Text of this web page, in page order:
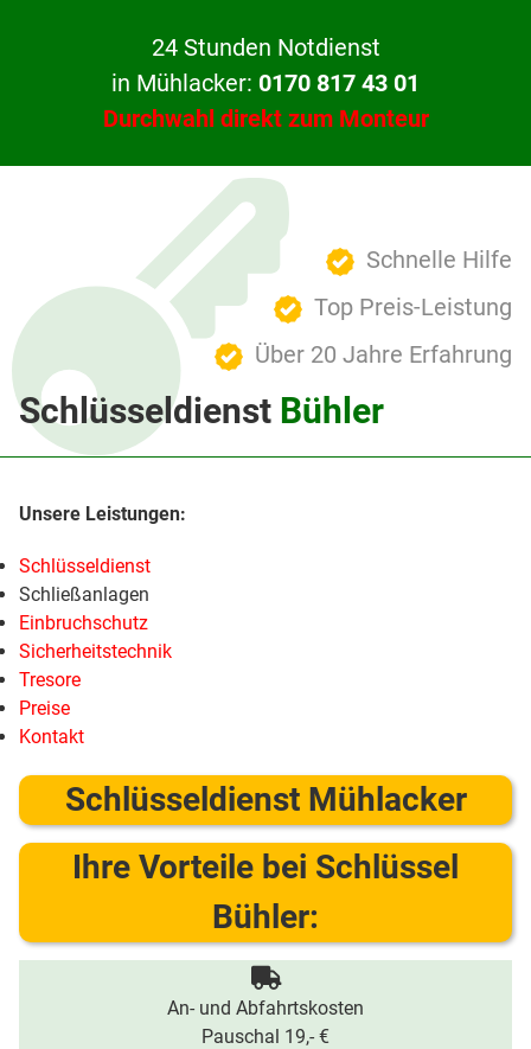
24 Stunden Notdienst
in Mühlacker: 0170 817 43 01
Durchwahl direkt zum Monteur
Schnelle Hilfe
Top Preis-Leistung
Über 20 Jahre Erfahrung
Schlüsseldienst Bühler
Schlüsseldienst
Schließanlagen
Einbruchschutz
Sicherheitstechnik
Tresore
Preise
Kontakt
Schlüsseldienst Mühlacker
Ihre Vorteile bei Schlüssel
Bühler:
An- und Abfahrtskosten
Pauschal 19,- €